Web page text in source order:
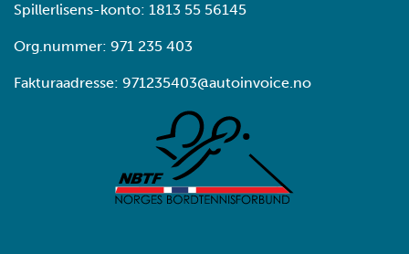
Spillerlisens-konto: 1813 55 56145
Org.nummer: 971 235 403
Fakturaadresse: 971235403@autoinvoice.no